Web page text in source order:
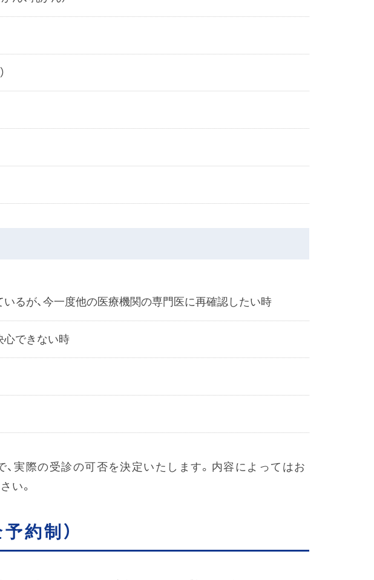
いるが、今一度他の医療機関の専門医に再確認したい時
心できない時
実際の受診の可否を決定いたします。内容によってはお
い。
約制）